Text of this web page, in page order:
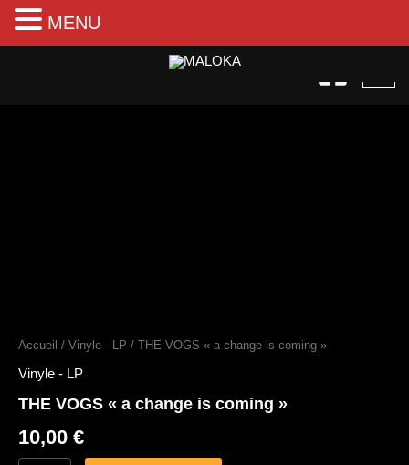
Aller
Accueil / Vinyle - LP / THE VOGS « a change is coming »
Vinyle - LP
THE VOGS « a change is coming »
10,00 €
MENU